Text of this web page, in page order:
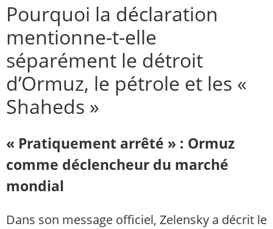
Pourquoi la déclaration
mentionne-t-elle
séparément le détroit
d’Ormuz, le pétrole et les «
Shaheds »
« Pratiquement arrêté » : Ormuz
comme déclencheur du marché
mondial
Dans son message officiel, Zelensky a décrit le